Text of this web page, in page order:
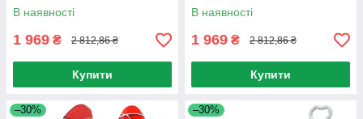
Червоний / Дитячий самокат
В наявності
1 969 ₴ 2 812,86 ₴
Купити
В наявності
1 969 ₴ 2 812,86 ₴
Купити
–30% –30%